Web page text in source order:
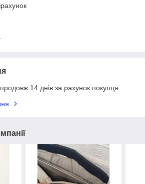
14 днів за рахунок покупця